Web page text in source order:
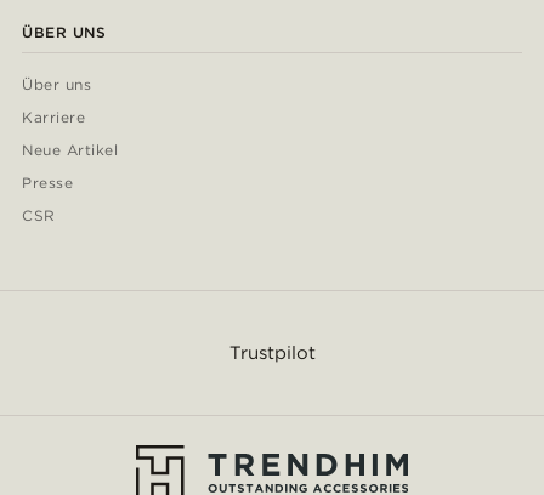
ÜBER UNS
Über uns
Karriere
Neue Artikel
Presse
CSR
Trustpilot